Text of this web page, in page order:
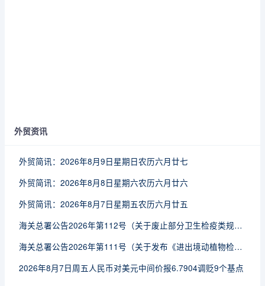
外贸资讯
外贸简讯：2026年8月9日星期日农历六月廿七
外贸简讯：2026年8月8日星期六农历六月廿六
外贸简讯：2026年8月7日星期五农历六月廿五
海关总署公告2026年第112号（关于废止部分卫生检疫类规范性文件的公告）
海关总署公告2026年第111号（关于发布《进出境动植物检疫处理监督管理工作规定》《进出境卫生处理监督管理工作规定》的公告）
2026年8月7日周五人民币对美元中间价报6.7904调贬9个基点